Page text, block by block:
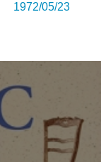
1972/05/23